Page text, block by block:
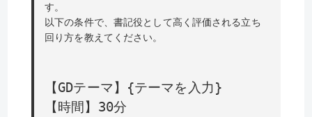
す。
以下の条件で、書記役として高く評価される立ち
回り方を教えてください。
【GDテーマ】{テーマを入力}
【時間】30分